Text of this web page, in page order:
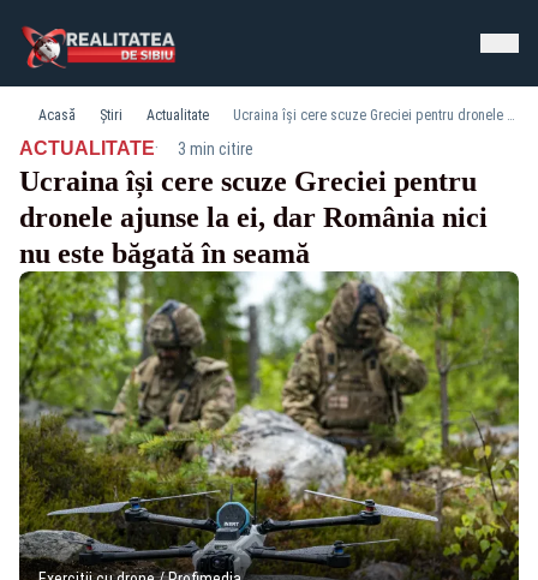
Acasă Știri Actualitate Ucraina își cere scuze Greciei pentru dronele ajunse la ei, dar România nici nu este băgată în seamă
ACTUALITATE· 3 min citire
Ucraina își cere scuze Greciei pentru
dronele ajunse la ei, dar România nici
nu este băgată în seamă